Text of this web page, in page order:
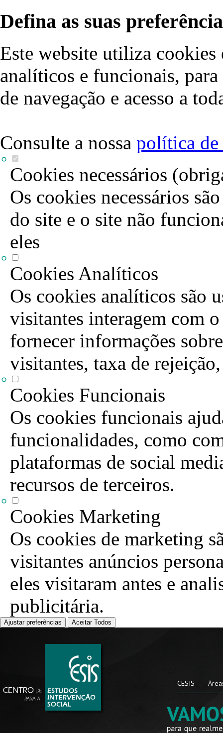
Defina as suas
Este website utiliza cookies
analíticos e funcionais,
de navegação e acesso a
Consulte a nossa política de
Cookies necessários
Os cookies necessários
do site e o site não
eles
Cookies Analíticos
Os cookies analíticos são
visitantes interagem com
fornecer informações
visitantes, taxa de
Cookies Funcionais
Os cookies funcionais
funcionalidades, como
plataformas de social
recursos de terceiros.
Cookies Marketing
Os cookies de marketing
visitantes anúncios
eles visitaram antes e
publicitária.
Ajustar preferências Aceitar Todos
CESIS